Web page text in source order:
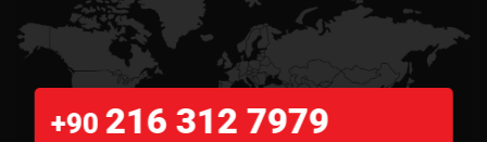
+90 216 312 7979